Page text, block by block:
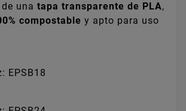
una tapa transparente de PLA,
compostable y apto para uso
EPSB18